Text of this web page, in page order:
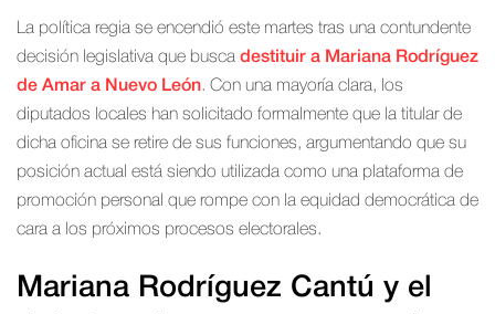
La política regia se encendió este martes tras una contundente
decisión legislativa que busca destituir a Mariana Rodríguez
de Amar a Nuevo León. Con una mayoría clara, los
diputados locales han solicitado formalmente que la titular de
dicha oficina se retire de sus funciones, argumentando que su
posición actual está siendo utilizada como una plataforma de
promoción personal que rompe con la equidad democrática de
cara a los próximos procesos electorales.
Mariana Rodríguez Cantú y el